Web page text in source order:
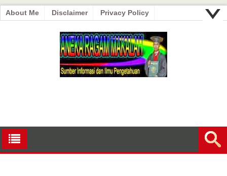
About Me Disclaimer Privacy Policy